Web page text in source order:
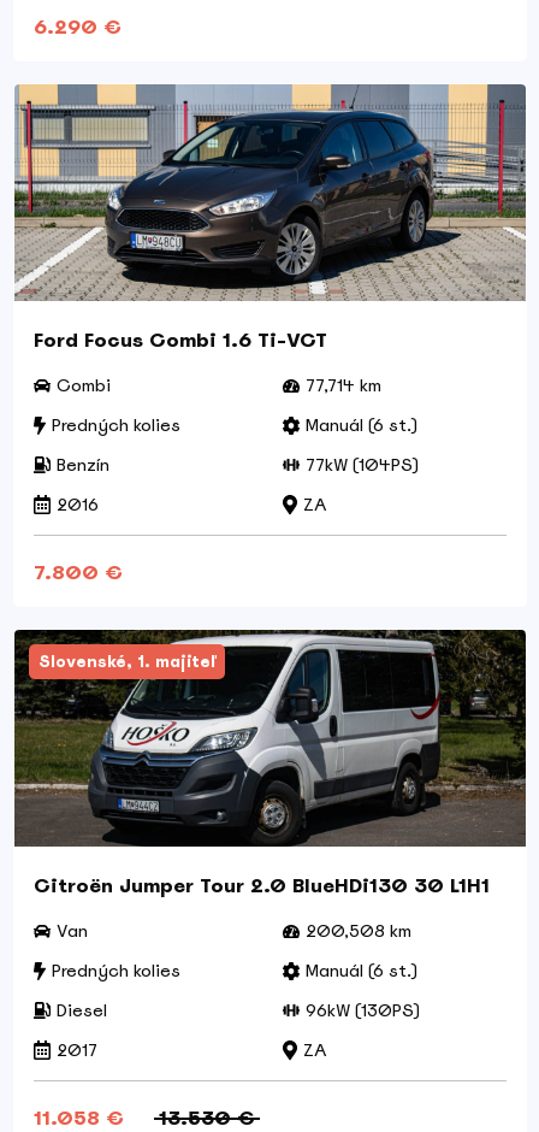
6.290 €
Ford Focus Combi 1.6 Ti-VCT
Combi
77,714 km
Predných kolies
Manuál (6 st.)
Benzín
77kW (104PS)
2016
ZA
7.800 €
Slovenské, 1. majiteľ
Citroën Jumper Tour 2.0 BlueHDi130 30 L1H1
Van
200,508 km
Predných kolies
Manuál (6 st.)
Diesel
96kW (130PS)
2017
ZA
11.058 € 13.530 €